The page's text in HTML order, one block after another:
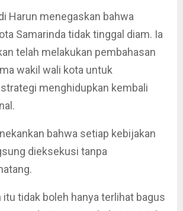
Harun menegaskan bahwa
Samarinda tidak tinggal diam. Ia
telah melakukan pembahasan
wakil wali kota untuk
menghidupkan kembali
bahwa setiap kebijakan
dieksekusi tanpa
itu tidak boleh hanya terlihat bagus